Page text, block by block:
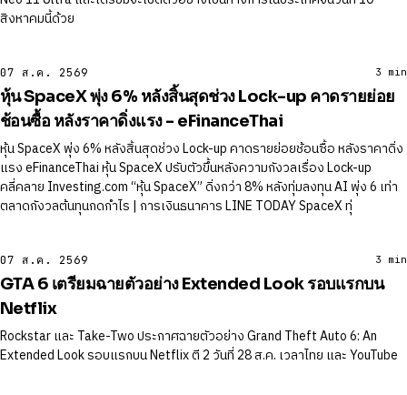
สิงหาคมนี้ด้วย
07 ส.ค. 2569
หุ้น SpaceX พุ่ง 6% หลังสิ้นสุดช่วง Lock-up คาดรายย่อย
ช้อนซื้อ หลังราคาดิ่งแรง - eFinanceThai
หุ้น SpaceX พุ่ง 6% หลังสิ้นสุดช่วง Lock-up คาดรายย่อยช้อนซื้อ หลังราคาดิ่ง
แรง eFinanceThai หุ้น SpaceX ปรับตัวขึ้นหลังความกังวลเรื่อง Lock-up
คลี่คลาย Investing.com “หุ้น SpaceX” ดิ่งกว่า 8% หลังทุ่มลงทุน AI พุ่ง 6 เท่า
ตลาดกังวลต้นทุนกดกำไร | การเงินธนาคาร LINE TODAY SpaceX ทุ่
3 min
07 ส.ค. 2569
GTA 6 เตรียมฉายตัวอย่าง Extended Look รอบแรกบน
Netflix
Rockstar และ Take-Two ประกาศฉายตัวอย่าง Grand Theft Auto 6: An
Extended Look รอบแรกบน Netflix ตี 2 วันที่ 28 ส.ค. เวลาไทย และ YouTube
3 min